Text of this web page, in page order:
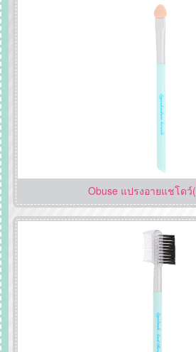
Obuse แปรงอายแชโดว์